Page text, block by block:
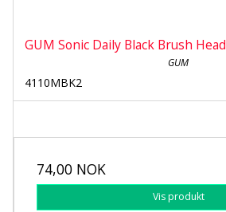
GUM Sonic Daily Black Brush
GUM
4110MBK2
74,00 NOK
Vis produkt